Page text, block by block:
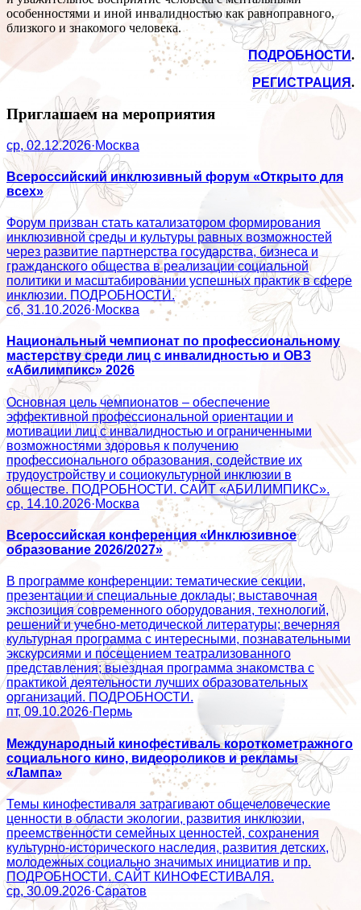
особенностями и иной инвалидностью как равноправного,
близкого и знакомого человека.
ПОДРОБНОСТИ.
РЕГИСТРАЦИЯ.
Приглашаем на мероприятия
ср, 02.12.2026·Москва
Всероссийский инклюзивный форум «Открыто для
всех»
Форум призван стать катализатором формирования
инклюзивной среды и культуры равных возможностей
через развитие партнерства государства, бизнеса и
гражданского общества в реализации социальной
политики и масштабировании успешных практик в сфере
инклюзии. ПОДРОБНОСТИ.
сб, 31.10.2026·Москва
Национальный чемпионат по профессиональному
мастерству среди лиц с инвалидностью и ОВЗ
«Абилимпикс» 2026
Основная цель чемпионатов – обеспечение
эффективной профессиональной ориентации и
мотивации лиц с инвалидностью и ограниченными
возможностями здоровья к получению
профессионального образования, содействие их
трудоустройству и социокультурной инклюзии в
обществе. ПОДРОБНОСТИ. САЙТ «АБИЛИМПИКС».
ср, 14.10.2026·Москва
Всероссийская конференция «Инклюзивное
образование 2026/2027»
В программе конференции: тематические секции,
презентации и специальные доклады; выставочная
экспозиция современного оборудования, технологий,
решений и учебно-методической литературы; вечерняя
культурная программа с интересными, познавательными
экскурсиями и посещением театрализованного
представления; выездная программа знакомства с
практикой деятельности лучших образовательных
организаций. ПОДРОБНОСТИ.
пт, 09.10.2026·Пермь
Международный кинофестиваль короткометражного
социального кино, видеороликов и рекламы
«Лампа»
Темы кинофестиваля затрагивают общечеловеческие
ценности в области экологии, развития инклюзии,
преемственности семейных ценностей, сохранения
культурно-исторического наследия, развития детских,
молодежных социально значимых инициатив и пр.
ПОДРОБНОСТИ. САЙТ КИНОФЕСТИВАЛЯ.
ср, 30.09.2026·Саратов